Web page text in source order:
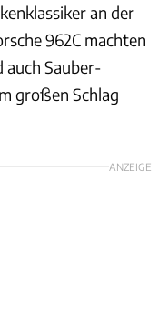
an der
962C machten
auch Sauber-
großen Schlag
ANZEIGE